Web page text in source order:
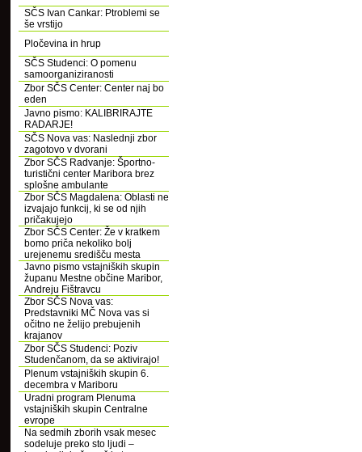
SČS Ivan Cankar: Ptroblemi se
še vrstijo
Pločevina in hrup
SČS Studenci: O pomenu
samoorganiziranosti
Zbor SČS Center: Center naj bo
eden
Javno pismo: KALIBRIRAJTE
RADARJE!
SČS Nova vas: Naslednji zbor
zagotovo v dvorani
Zbor SČS Radvanje: Športno-
turistični center Maribora brez
splošne ambulante
Zbor SČS Magdalena: Oblasti ne
izvajajo funkcij, ki se od njih
pričakujejo
Zbor SČS Center: Že v kratkem
bomo priča nekoliko bolj
urejenemu središču mesta
Javno pismo vstajniških skupin
županu Mestne občine Maribor,
Andreju Fištravcu
Zbor SČS Nova vas:
Predstavniki MČ Nova vas si
očitno ne želijo prebujenih
krajanov
Zbor SČS Studenci: Poziv
Studenčanom, da se aktivirajo!
Plenum vstajniških skupin 6.
decembra v Mariboru
Uradni program Plenuma
vstajniških skupin Centralne
evrope
Na sedmih zborih vsak mesec
sodeluje preko sto ljudi –